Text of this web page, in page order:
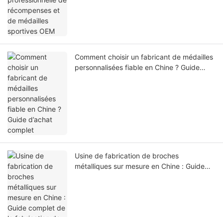
Comment choisir un fabricant de médailles
personnalisées fiable en Chine ? Guide
Usine de fabrication de broches
métalliques sur mesure en Chine : Guide